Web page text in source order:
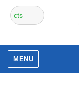
חיפוש
עבור:
MENU